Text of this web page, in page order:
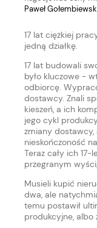
Paweł
17 lat ciężkiej
jedną działkę.
17 lat budowali
było kluczowe -
odbiorcę.
dostawcy. Znali
kieszeń, a ich
jego cykl
zmiany dostawcy,
nieskończoność
Teraz cały ich
przegranym
Musieli kupić
dwa, ale
temu postawił
produkcyjne, albo